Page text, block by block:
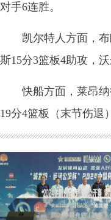
对手6连胜。
凯尔特人方面，布
斯15分3篮板4助攻，沃
快船方面，莱昂纳
19分4篮板（末节伤退